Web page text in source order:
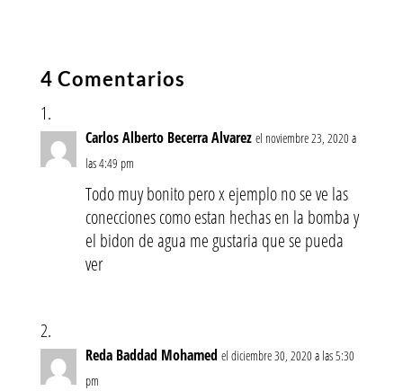
4 Comentarios
Carlos Alberto Becerra Alvarez el noviembre 23, 2020 a
las 4:49 pm
Todo muy bonito pero x ejemplo no se ve las
conecciones como estan hechas en la bomba y
el bidon de agua me gustaria que se pueda
ver
Reda Baddad Mohamed el diciembre 30, 2020 a las 5:30
pm